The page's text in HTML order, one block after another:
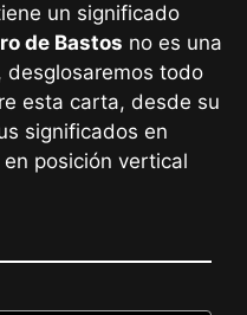
un significado
de Bastos no es una
desglosaremos todo
esta carta, desde su
significados en
posición vertical